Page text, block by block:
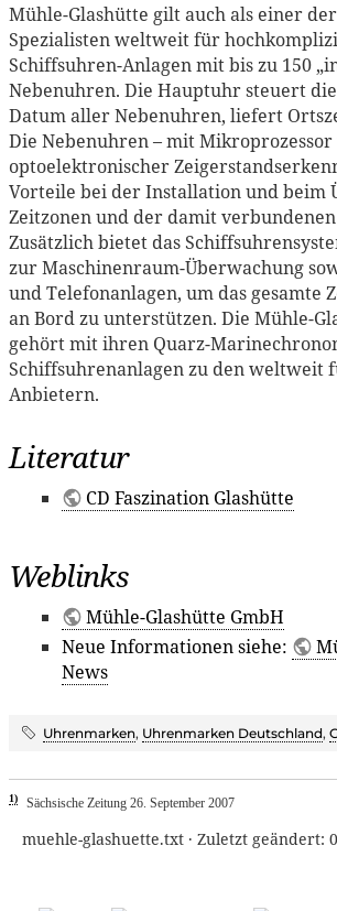
Mühle-Glashütte gilt auch als einer
Spezialisten weltweit für
Schiffsuhren-Anlagen mit bis zu 150
Nebenuhren. Die Hauptuhr steuert
Datum aller Nebenuhren, liefert
Die Nebenuhren – mit
optoelektronischer
Vorteile bei der Installation und beim
Zeitzonen und der damit
Zusätzlich bietet das
zur Maschinenraum-Überwachung
und Telefonanlagen, um das gesamte
an Bord zu unterstützen. Die Mühle-
gehört mit ihren Quarz-
Schiffsuhrenanlagen zu den weltweit
Anbietern.
Literatur
CD Faszination Glashütte
Weblinks
Mühle-Glashütte GmbH
Neue Informationen siehe:
News
Uhrenmarken, Uhrenmarken Deutschland,
1) Sächsische Zeitung 26. September 2007
muehle-glashuette.txt · Zuletzt geändert: